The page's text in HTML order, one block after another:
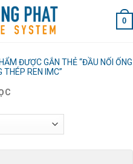
0
ĐƯỢC GẮN THẺ “ĐẦU NỐI ỐNG
THÉP REN IMC”